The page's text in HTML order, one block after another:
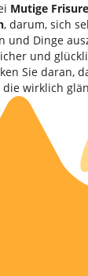
Mutige
, darum, sich
und Dinge
und
Sie daran,
wirklich